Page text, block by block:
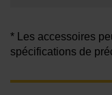
* Les accessoires
spécifications de